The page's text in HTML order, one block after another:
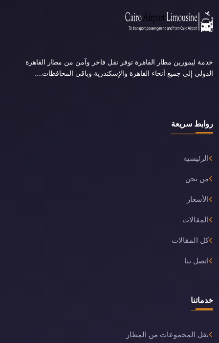
خدمة ليموزين مطار القاهرة توفر نقل فاخر وآمن من مطار القاهرة
الدولي إلى جميع أنحاء القاهرة والإسكندرية وباقي المحافظات....
روابط سريعة
الرئيسية
من نحن
الأسعار
المقالات
كل المقالات
اتصل بنا
خدماتنا
نقل المجموعات من المطار